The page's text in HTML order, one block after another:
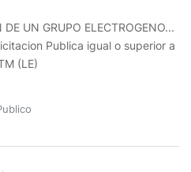
UN GRUPO ELECTROGENO...
Publica igual o superior a
(LE)